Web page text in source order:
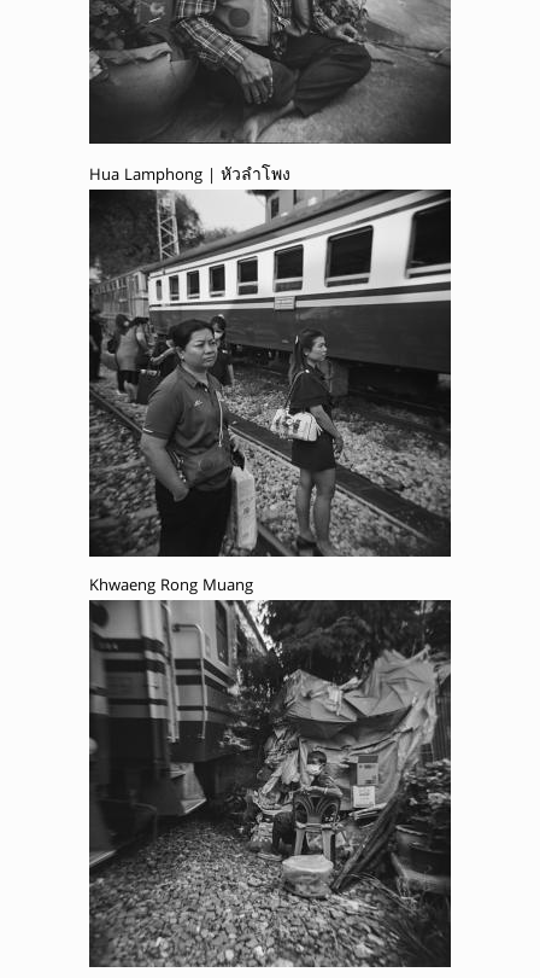
Hua Lamphong | หัวลำโพง
Khwaeng Rong Muang